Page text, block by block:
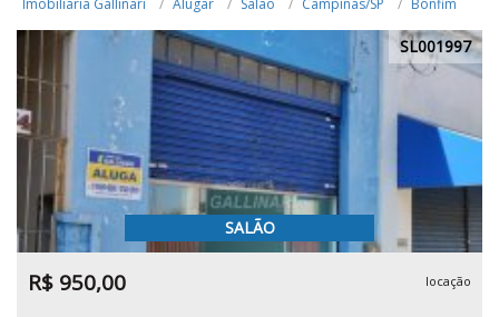
Imobiliária Gallinari Alugar Salao Campinas/SP Bonfim
SL001997
SALÃO
R$ 950,00 locação